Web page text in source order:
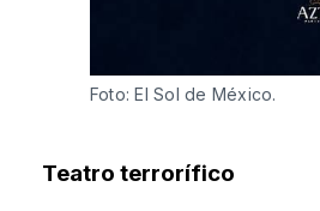
Foto: El Sol de México.
Teatro terrorífico